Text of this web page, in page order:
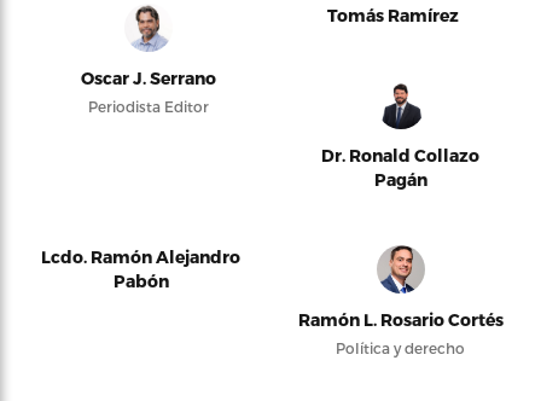
Oscar J. Serrano
Periodista Editor
Tomás Ramírez
Dr. Ronald Collazo
Pagán
Lcdo. Ramón Alejandro
Pabón
Ramón L. Rosario Cortés
Política y derecho